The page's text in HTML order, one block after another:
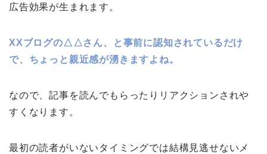
広告効果が生まれます。
XXブログの△△さん、と事前に認知されているだけ
で、ちょっと親近感が湧きますよね。
なので、記事を読んでもらったりリアクションされや
すくなります。
最初の読者がいないタイミングでは結構見逃せないメ